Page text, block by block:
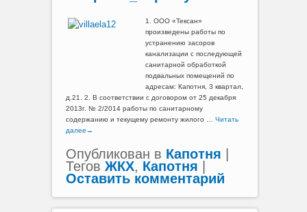
1. ООО «Тексан»
произведены работы по
устранению засоров
канализации с последующей
санитарной обработкой
подвальных помещений по
адресам: Капотня, 3 квартал,
д.21. 2. В соответствии с договором от 25 декабря
2013г. № 2/2014 работы по санитарному
содержанию и текущему ремонту жилого … Читать
далее →
Опубликован в Капотня
Тегов ЖКХ, Капотня
Оставить комментарий